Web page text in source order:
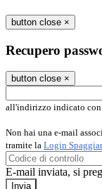
button close ×
Recupero
button close ×
all'indirizzo indicato con
Non hai una e-mail
tramite la Login
E-mail inviata, si